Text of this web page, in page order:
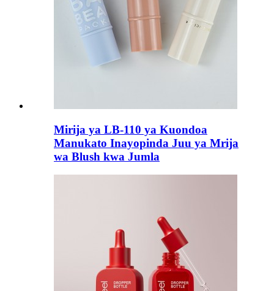
Mirija ya LB-110 ya Kuondoa
Manukato Inayopinda Juu ya Mrija
wa Blush kwa Jumla